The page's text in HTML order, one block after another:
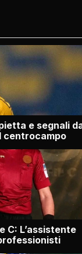
e segnali
centrocampo
C: L’assistente